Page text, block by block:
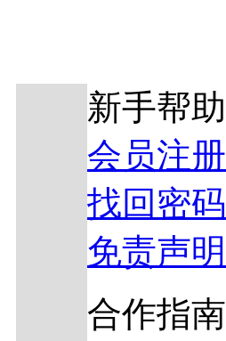
新手帮助
会员注册
找回密码
免责声明
合作指南